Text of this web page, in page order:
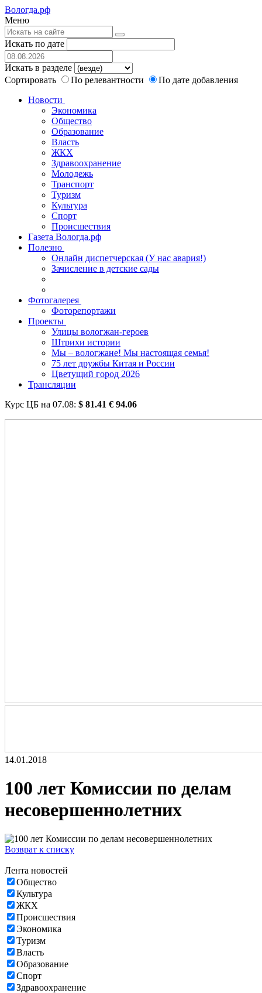
Вологда.рф
Меню
Искать по дате
Искать в разделе
Сортировать
По релевантности
По дате добавления
Новости
Экономика
Общество
Образование
Власть
ЖКХ
Здравоохранение
Молодежь
Транспорт
Туризм
Культура
Спорт
Происшествия
Газета Вологда.рф
Полезно
Онлайн диспетчерская (У нас авария!)
Зачисление в детские сады
Фотогалерея
Фоторепортажи
Проекты
Улицы вологжан-героев
Штрихи истории
Мы – вологжане! Мы настоящая семья!
75 лет дружбы Китая и России
Цветущий город 2026
Трансляции
Курс ЦБ на 07.08: $ 81.41 € 94.06
14.01.2018
100 лет Комиссии по делам
несовершеннолетних
Возврат к списку
Лента новостей
Общество
Культура
ЖКХ
Происшествия
Экономика
Туризм
Власть
Образование
Спорт
Здравоохранение